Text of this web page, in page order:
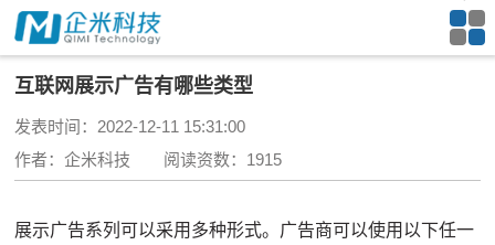
互联网展示广告有哪些类型
发表时间：2022-12-11 15:31:00
作者：企米科技 阅读资数：1915
展示广告系列可以采用多种形式。 广告商可以使用以下任一